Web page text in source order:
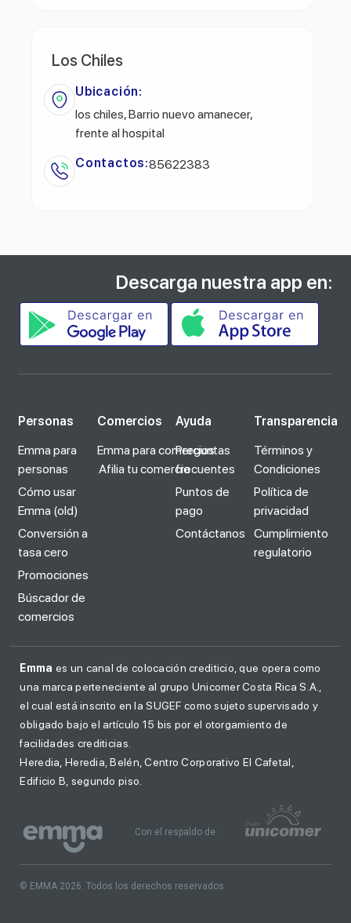
Los Chiles
Ubicación:
los chiles, Barrio nuevo amanecer,
frente al hospital
Contactos:85622383
Descarga nuestra app en:
Personas
Emma para
personas
Cómo usar
Emma (old)
Conversión a
tasa cero
Promociones
Búscador de
comercios
Comercios
Emma para comercios
Afilia tu comercio
Ayuda
Preguntas
frecuentes
Puntos de
pago
Contáctanos
Transparencia
Términos y
Condiciones
Política de
privacidad
Cumplimiento
regulatorio
Emma es un canal de colocación crediticio, que opera como
una marca perteneciente al grupo Unicomer Costa Rica S.A.,
el cual está inscrito en la SUGEF como sujeto supervisado y
obligado bajo el artículo 15 bis por el otorgamiento de
facilidades crediticias.
Heredia, Heredia, Belén, Centro Corporativo El Cafetal,
Edificio B, segundo piso.
© EMMA 2026. Todos los derechos reservados
Con el respaldo de: